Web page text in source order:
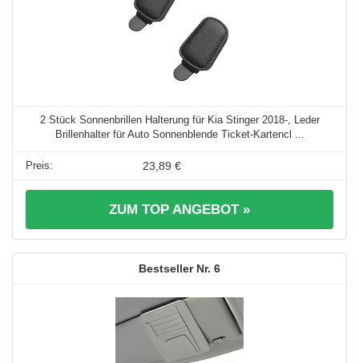
2 Stück Sonnenbrillen Halterung für Kia Stinger 2018-, Leder
Brillenhalter für Auto Sonnenblende Ticket-Kartencl ...
23,89 €
ZUM TOP ANGEBOT »
6